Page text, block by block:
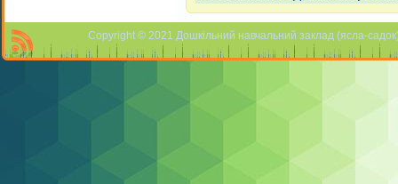
Copyright © 2021 Дошкільний навчальний заклад (ясла-